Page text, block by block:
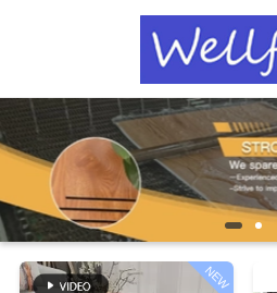
বাড়ি
ভিডিও
Reserved.
NEW